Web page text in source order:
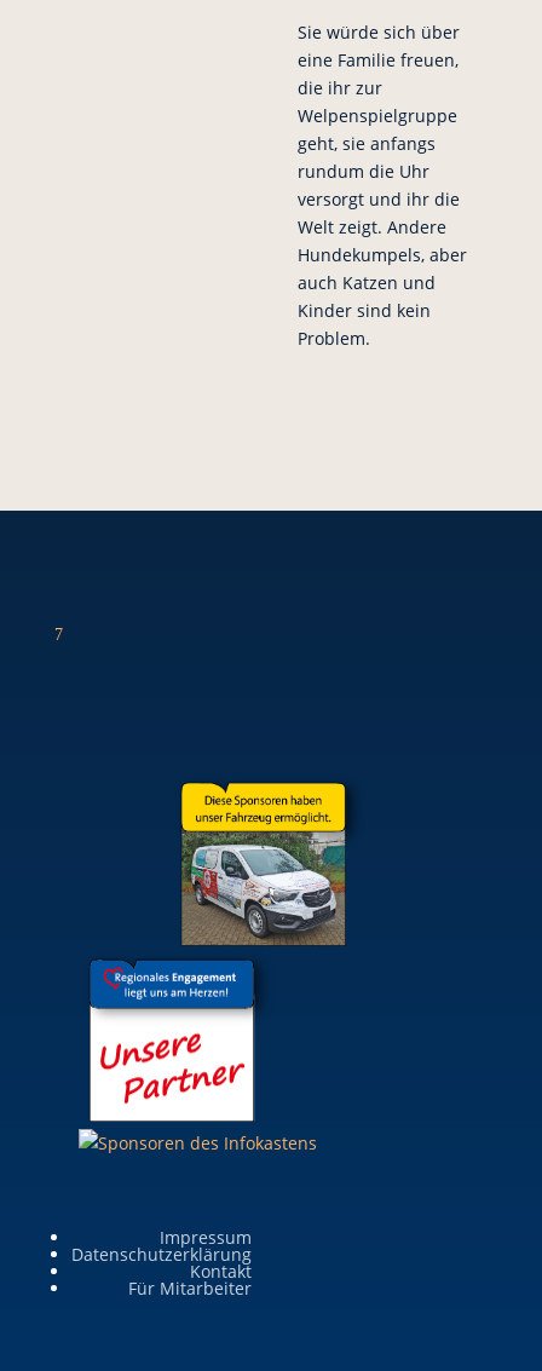
Sie würde sich über
eine Familie freuen,
die ihr zur
Welpenspielgruppe
geht, sie anfangs
rundum die Uhr
versorgt und ihr die
Welt zeigt. Andere
Hundekumpels, aber
auch Katzen und
Kinder sind kein
Problem.
7
Impressum
Datenschutzerklärung
Kontakt
Für Mitarbeiter